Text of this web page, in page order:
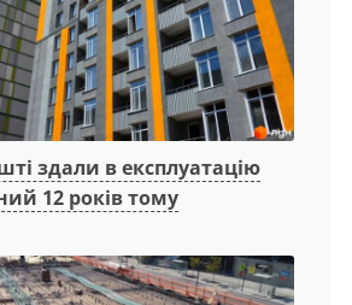
здали в експлуатацію
12 років тому